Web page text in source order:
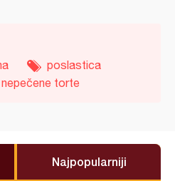
poslastica
nepečene torte
Najpopularniji